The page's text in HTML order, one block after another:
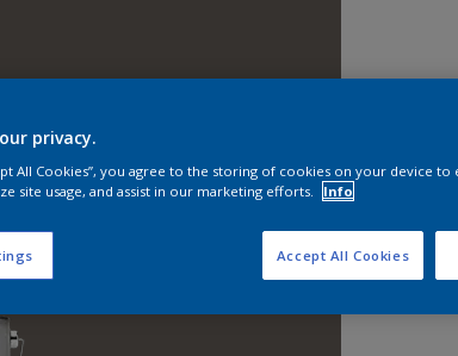
privacy.
All Cookies”, you agree to the storing of cookies on your device to
site usage, and assist in our marketing efforts.
Info
Accept All Cookies